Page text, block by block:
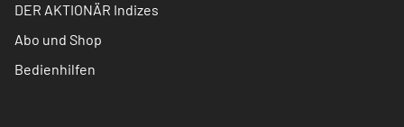
DER AKTIONÄR Indizes
Abo und Shop
Bedienhilfen